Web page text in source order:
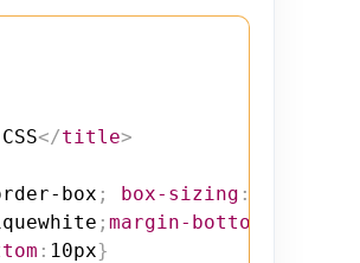
</title>
box ; box-sizing :
; margin-bottom
: 10px}